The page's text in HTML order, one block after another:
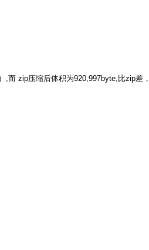
,而 zip压缩后体积为920,997byte,比zip差